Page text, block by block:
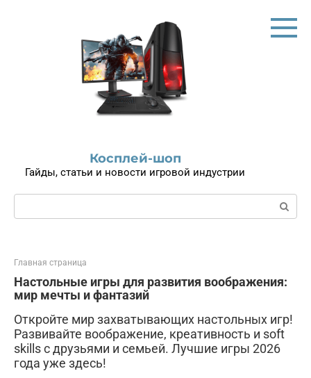
Косплей-шоп
Гайды, статьи и новости игровой индустрии
Поиск:
Главная страница
Настольные игры для развития воображения:
мир мечты и фантазий
Откройте мир захватывающих настольных игр!
Развивайте воображение, креативность и soft
skills с друзьями и семьей. Лучшие игры 2026
года уже здесь!